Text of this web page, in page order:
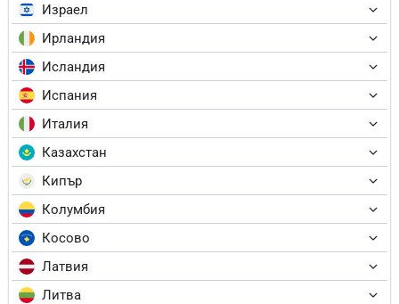
Израел
Ирландия
Исландия
Испания
Италия
Казахстан
Кипър
Колумбия
Косово
Латвия
Литва